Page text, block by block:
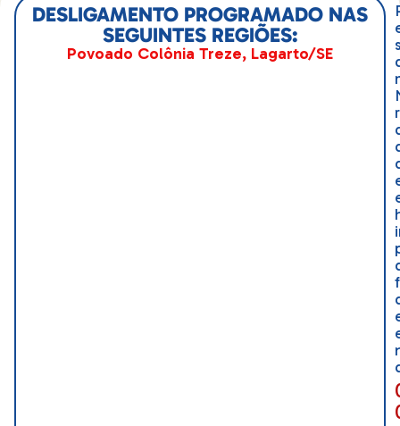
DESLIGAMENTO PROGRAMADO NAS
SEGUINTES REGIÕES:
Povoado Colônia Treze, Lagarto/SE